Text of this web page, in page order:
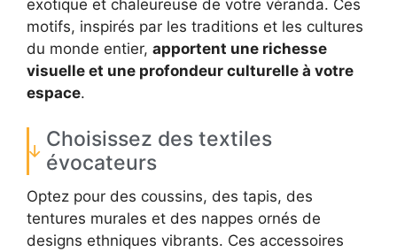
exotique et chaleureuse de votre véranda. Ces
motifs, inspirés par les traditions et les cultures
du monde entier, apportent une richesse
visuelle et une profondeur culturelle à votre
espace.
Choisissez des textiles
évocateurs
Optez pour des coussins, des tapis, des
tentures murales et des nappes ornés de
designs ethniques vibrants. Ces accessoires